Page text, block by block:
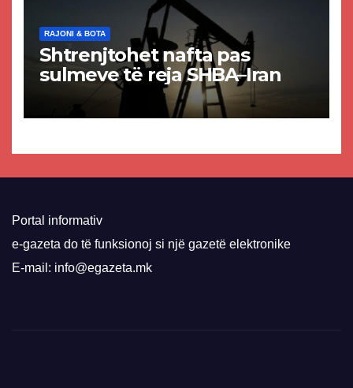
RAJONI & BOTA
Shtrenjtohet nafta pas
sulmeve të reja SHBA–Iran
Portal informativ
e-gazeta do të funksionoj si një gazetë elektronike
E-mail: info@egazeta.mk